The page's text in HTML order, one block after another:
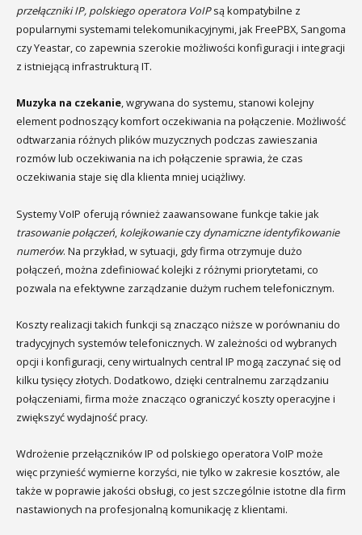
przełączniki IP, polskiego operatora VoIPsą kompatybilne z
popularnymi systemami telekomunikacyjnymi, jak FreePBX, Sangoma
czy Yeastar, co zapewnia szerokie możliwości konfiguracji i integracji
z istniejącą infrastrukturą IT.
Muzyka na czekanie, wgrywana do systemu, stanowi kolejny
element podnoszący komfort oczekiwania na połączenie. Możliwość
odtwarzania różnych plików muzycznych podczas zawieszania
rozmów lub oczekiwania na ich połączenie sprawia, że czas
oczekiwania staje się dla klienta mniej uciążliwy.
Systemy VoIP oferują również zaawansowane funkcje takie jak
trasowanie połączeń kolejkowanieczydynamiczne identyfikowanie
numerów. Na przykład, w sytuacji, gdy firma otrzymuje dużo
połączeń, można zdefiniować kolejki z różnymi priorytetami, co
pozwala na efektywne zarządzanie dużym ruchem telefonicznym.
Koszty realizacji takich funkcji są znacząco niższe w porównaniu do
tradycyjnych systemów telefonicznych. W zależności od wybranych
opcji i konfiguracji, ceny wirtualnych central IP mogą zaczynać się od
kilku tysięcy złotych. Dodatkowo, dzięki centralnemu zarządzaniu
połączeniami, firma może znacząco ograniczyć koszty operacyjne i
zwiększyć wydajność pracy.
Wdrożenie przełączników IP od polskiego operatora VoIP może
więc przynieść wymierne korzyści, nie tylko w zakresie kosztów, ale
także w poprawie jakości obsługi, co jest szczególnie istotne dla firm
nastawionych na profesjonalną komunikację z klientami.